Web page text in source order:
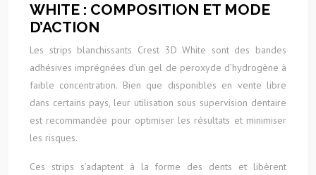
WHITE : COMPOSITION ET MODE
D’ACTION
Les strips blanchissants Crest 3D White sont des bandes
adhésives imprégnées d’un gel de peroxyde d’hydrogène à
faible concentration. Bien que disponibles en vente libre
dans certains pays, leur utilisation sous supervision dentaire
est recommandée pour optimiser les résultats et minimiser
les risques.
Ces strips s’adaptent à la forme des dents et libèrent